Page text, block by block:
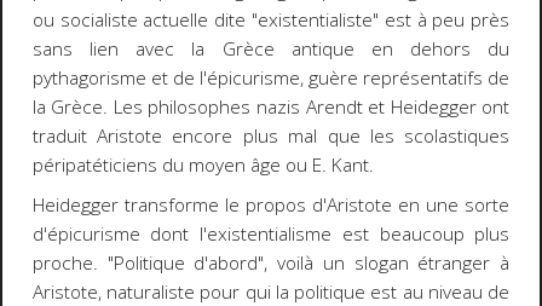
ou socialiste actuelle dite "existentialiste" est à peu près
sans lien avec la Grèce antique en dehors du
pythagorisme et de l'épicurisme, guère représentatifs de
la Grèce. Les philosophes nazis Arendt et Heidegger ont
traduit Aristote encore plus mal que les scolastiques
péripatéticiens du moyen âge ou E. Kant.
Heidegger transforme le propos d'Aristote en une sorte
d'épicurisme dont l'existentialisme est beaucoup plus
proche. "Politique d'abord", voilà un slogan étranger à
Aristote, naturaliste pour qui la politique est au niveau de